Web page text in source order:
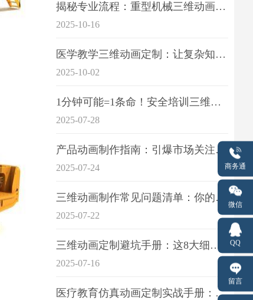
揭秘专业流程：重型机械三维动画制作的5大关键步骤
2025-10-16
医学教学三维动画定制：让复杂知识一目了
2025-10-02
1分钟可能=1条命！安全培训三维动画制作成本效益深度拆解
2025-07-28
产品动画制作指南：引爆市场关注的视觉引擎
2025-07-24
三维动画制作常见问题清单：你的项目是否踩中这6大技术雷区？
2025-07-22
三维动画定制避坑手册：这8大细节重点关注
2025-07-16
医疗教育仿真动画定制实战手册：击破传统医学教育7大痛点
商务通
微信
QQ
留言